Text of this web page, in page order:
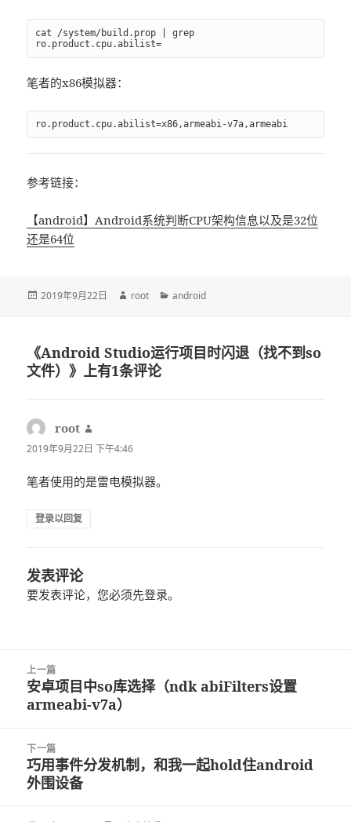
cat /system/build.prop | grep
ro.product.cpu.abilist=
笔者的x86模拟器：
ro.product.cpu.abilist=x86,armeabi-v7a,armeabi
参考链接：
【android】Android系统判断CPU架构信息以及是32位
还是64位
发
2019年9月22日
作
root
分
android
《Android Studio运行项目时闪退（找不到so
文件）》上有1条评论
root
道：
2019年9月22日 下午4:46
笔者使用的是雷电模拟器。
登录以回复
发表评论
要发表评论，您必须先登录。
上一篇
上
篇
章：
安卓项目中so库选择（ndk abiFilters设置
armeabi-v7a）
下一篇
下
篇
巧用事件分发机制，和我一起hold住android
外围设备